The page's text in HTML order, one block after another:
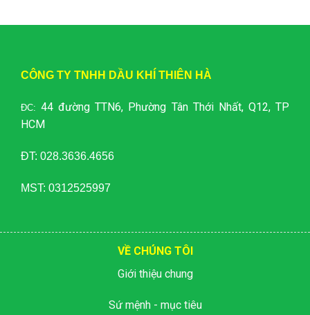
CÔNG TY TNHH DẦU KHÍ THIÊN HÀ
ĐC:44 đường TTN6, Phường Tân Thới Nhất, Q12, TP
HCM
ĐT: 028.3636.4656
MST: 0312525997
VỀ CHÚNG TÔI
Giới thiệu chung
Sứ mệnh - mục tiêu